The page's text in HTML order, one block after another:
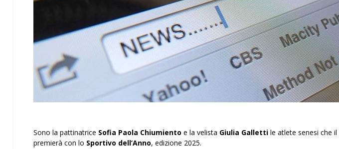
Sono la pattinatrice Sofia Paola Chiumiento e la velista Giulia Galletti le atlete senesi che il
premierà con lo Sportivo dell’Anno, edizione 2025.